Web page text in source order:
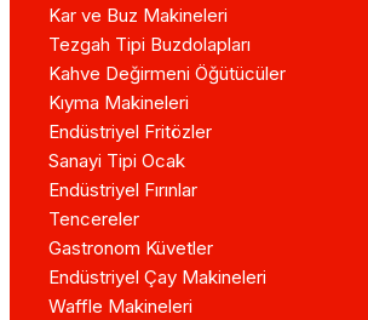
Kar ve Buz Makineleri
Tezgah Tipi Buzdolapları
Kahve Değirmeni Öğütücüler
Kıyma Makineleri
Endüstriyel Fritözler
Sanayi Tipi Ocak
Endüstriyel Fırınlar
Tencereler
Gastronom Küvetler
Endüstriyel Çay Makineleri
Waffle Makineleri